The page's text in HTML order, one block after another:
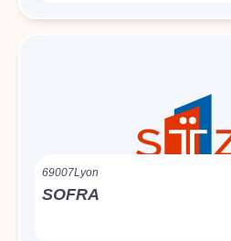
69007Lyon
SOFRA